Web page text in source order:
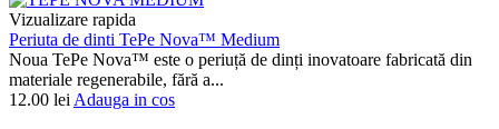
Vizualizare rapida
Periuta de dinti TePe Nova™ Medium
Noua TePe Nova™ este o periuță de dinți inovatoare fabricată din
materiale regenerabile, fără a...
12.00 lei Adauga in cos